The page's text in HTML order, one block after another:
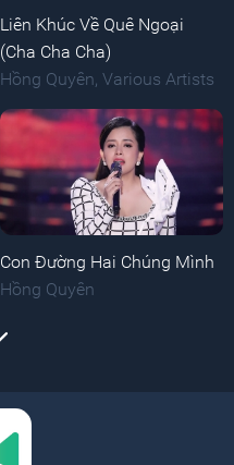
Liên Khúc Về Quê Ngoại
(Cha Cha Cha)
Hồng Quyên, Various Artists
Con Đường Hai Chúng Mình
Hồng Quyên